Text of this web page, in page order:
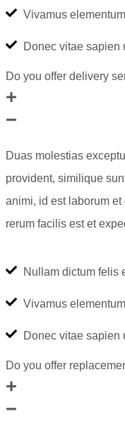
Vivamus
Donec vitae sapien
Do you offer delivery
Duas molestias
provident, similique
animi, id est laborum
rerum facilis est et
Nullam dictum felis
Vivamus
Donec vitae sapien
Do you offer